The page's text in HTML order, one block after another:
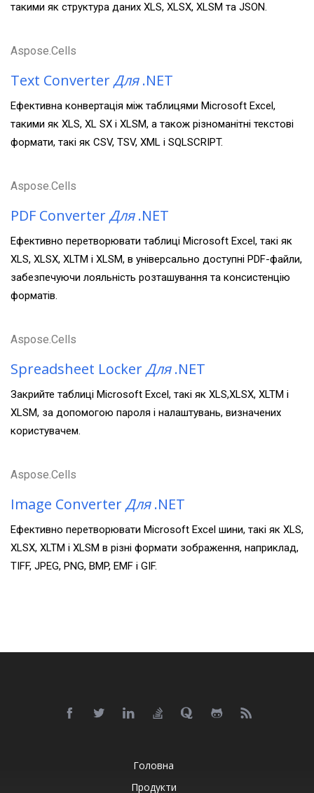
такими як структура даних XLS, XLSX, XLSM та JSON.
Aspose.Cells
Text ConverterДля.NET
Ефективна конвертація між таблицями Microsoft Excel,
такими як XLS, XL SX і XLSM, а також різноманітні текстові
формати, такі як CSV, TSV, XML і SQLSCRIPT.
Aspose.Cells
PDF ConverterДля.NET
Ефективно перетворювати таблиці Microsoft Excel, такі як
XLS, XLSX, XLTM і XLSM, в універсально доступні PDF-файли,
забезпечуючи лояльність розташування та консистенцію
форматів.
Aspose.Cells
Spreadsheet LockerДля.NET
Закрийте таблиці Microsoft Excel, такі як XLS,XLSX, XLTM і
XLSM, за допомогою пароля і налаштувань, визначених
користувачем.
Aspose.Cells
Image ConverterДля.NET
Ефективно перетворювати Microsoft Excel шини, такі як XLS,
XLSX, XLTM і XLSM в різні формати зображення, наприклад,
TIFF, JPEG, PNG, BMP, EMF і GIF.
Головна
Продукти